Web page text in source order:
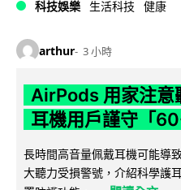
科技娛樂 生活科技 健康
arthur 3 小時
AirPods 用家注意
耳機用戶謹守「
長時間高音量佩戴耳機可能導
大聽力受損警號，介紹科學護